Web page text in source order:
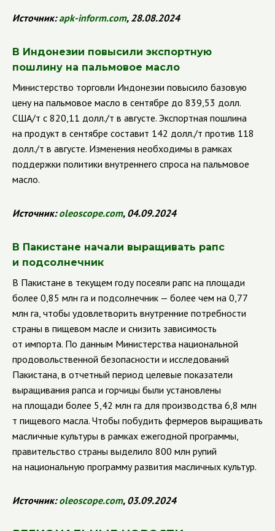
Источник:apk-inform.com, 28.08.2024
В Индонезии повысили экспортную
пошлину на пальмовое масло
Министерство торговли Индонезии повысило базовую
цену на пальмовое масло в сентябре до 839,53 долл.
США/т с 820,11 долл./т в августе. Экспортная пошлина
на продукт в сентябре составит 142 долл./т против 118
долл./т в августе. Изменения необходимы в рамках
поддержки политики внутреннего спроса на пальмовое
масло.
Источник:oleoscope.com, 04.09.2024
В Пакистане начали выращивать рапс
и подсолнечник
В Пакистане в текущем году посеяли рапс на площади
более 0,85 млн га и подсолнечник — более чем на 0,77
млн га, чтобы удовлетворить внутренние потребности
страны в пищевом масле и снизить зависимость
от импорта. По данным Министерства национальной
продовольственной безопасности и исследований
Пакистана, в отчетный период целевые показатели
выращивания рапса и горчицы были установлены
на площади более 5,42 млн га для производства 6,8 млн
т пищевого масла. Чтобы побудить фермеров выращивать
масличные культуры в рамках ежегодной программы,
правительство страны выделило 800 млн рупий
на национальную программу развития масличных культур.
Источник:oleoscope.com, 03.09.2024